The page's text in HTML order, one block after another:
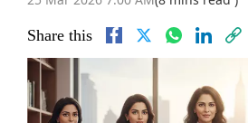
Share this